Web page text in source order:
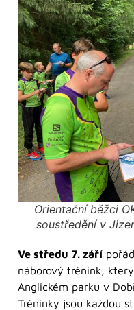
Orientační běžci
soustředění v
Ve středu 7. září
náborový trénink,
Anglickém parku v
Tréninky jsou každou